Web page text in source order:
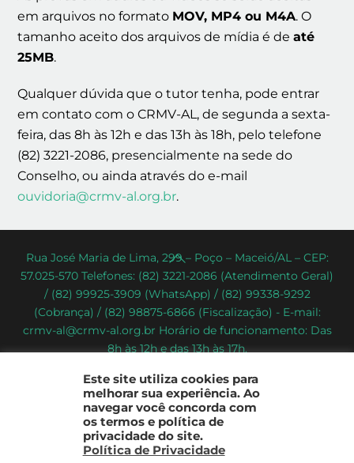
em arquivos no formato MOV, MP4 ou M4A. O
tamanho aceito dos arquivos de mídia é deaté
25MB.
Qualquer dúvida que o tutor tenha, pode entrar
em contato com o CRMV-AL, de segunda a sexta-
feira, das 8h às 12h e das 13h às 18h, pelo telefone
(82) 3221-2086, presencialmente na sede do
Conselho, ou ainda através do e-mail
ouvidoria@crmv-al.org.br.
Back
To
Top
Rua José Maria de Lima, 299 – Poço – Maceió/AL – CEP:
57.025-570 Telefones: (82) 3221-2086 (Atendimento Geral)
/ (82) 99925-3909 (WhatsApp) / (82) 99338-9292
(Cobrança) / (82) 98875-6866 (Fiscalização) - E-mail:
crmv-al@crmv-al.org.br Horário de funcionamento: Das
8h às 12h e das 13h às 17h.
Estado de Alagoas
2022 - © Todos os direitos reservados
Este site utiliza cookies para
melhorar sua experiência. Ao
navegar você concorda com
os termos e política de
privacidade do site.
Política de Privacidade